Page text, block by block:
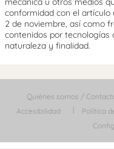
conformidad con el artículo
2 de noviembre, así como
contenidos por tecnologías
naturaleza y finalidad.
Quiénes somos /
Accesibilidad
Política